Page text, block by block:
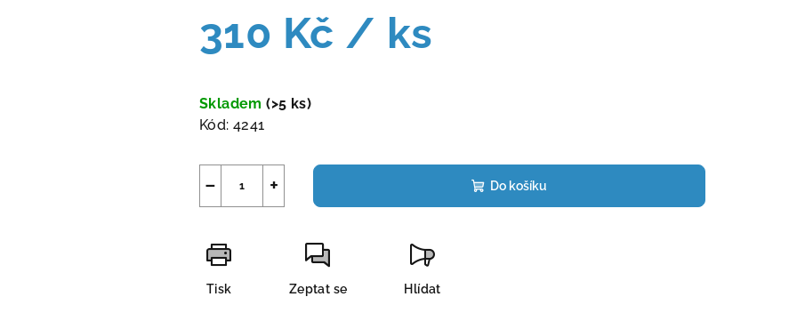
310 Kč / ks
cena:
Skladem(>5 ks)
Kód: 4241
+
− Do košíku
Tisk Zeptat se Hlídat